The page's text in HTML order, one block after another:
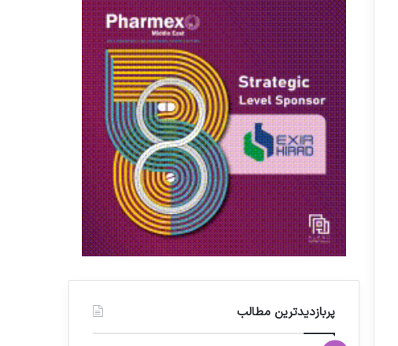
پربازدیدترین مطالب